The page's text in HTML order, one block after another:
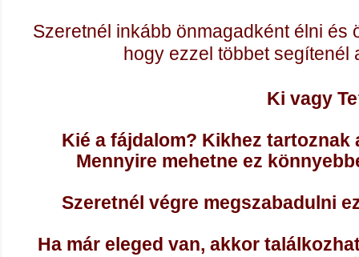
Szeretnél inkább önmagadként élni és
hogy ezzel többet
Ki vagy
Kié a fájdalom? Kikhez tartoznak
Mennyire mehetne ez
Szeretnél végre megszabadulni
Ha már eleged van, akkor